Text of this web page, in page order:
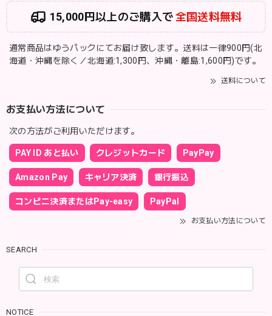
15,000円以上のご購入で全国送料無料
通常商品はゆうパックにてお届け致します。送料は一律900円(北
海道・沖縄を除く／北海道:1,300円、沖縄・離島:1,600円)です。
送料について
お支払い方法について
次の方法がご利用いただけます。
PAY ID あと払い クレジットカード PayPay
Amazon Pay キャリア決済 銀行振込
コンビニ決済またはPay-easy PayPal
お支払い方法について
SEARCH
NOTICE